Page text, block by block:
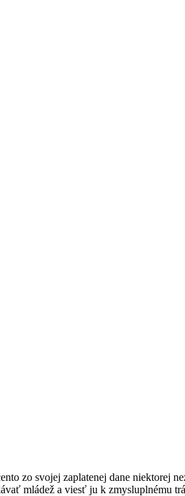
zo svojej zaplatenej dane
mládež a viesť ju k zmysluplnému